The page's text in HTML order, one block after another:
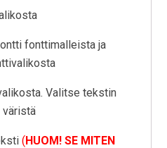
fonttimalleista ja
Valitse tekstin
väristä
(HUOM! SE MITEN